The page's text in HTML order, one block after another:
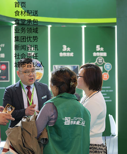
首页
食材配送
食堂承包
业务领域
集团优势
新闻资讯
社会责任
城市合伙人